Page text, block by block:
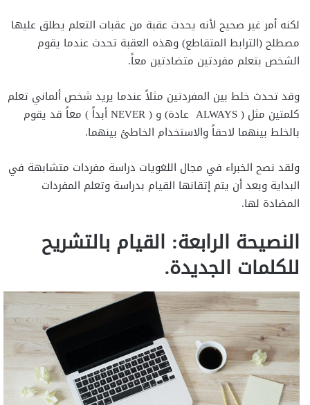
لكنه أمر غير صحيح لأنه يحدث عقبة من عقبات التعلم يطلق عليها
مصطلح (الترابط المتقاطع) وهذه العقبة تحدث عندما يقوم
الشخص بتعلم مفردتين متضادتين معاً.
وقد تحدث خلط بين المفردتين مثلاً عندما يريد شخص ألماني تعلم
كلمتين مثل ( ALWAYS عادة) و ( NEVER أبداً ) معاً قد يقوم
بالخلط بينهما لاحقاً والاستخدام الخاطئ بينهما.
ولقد نصح الخبراء في مجال اللغويات دراسة مفردات متشابهة في
البداية وبعد أن يتم إتقانها القيام بدراسة وتعلم المفردات
المضادة لها.
النصيحة الرابعة: القيام بالتشريح
للكلمات الجديدة.